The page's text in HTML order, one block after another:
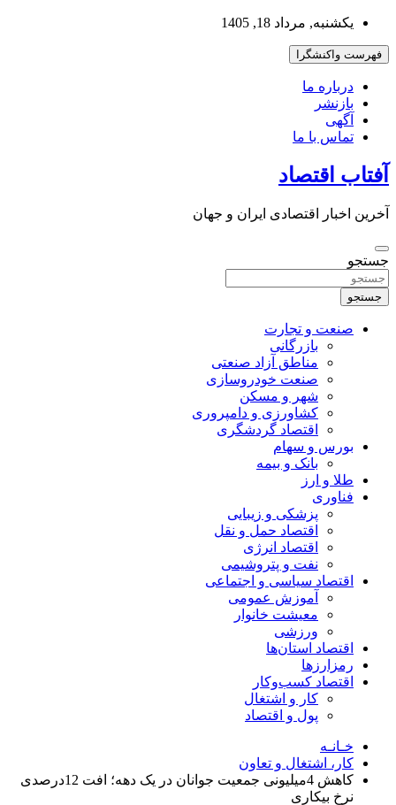
بروید
یکشنبه, مرداد 18, 1405
فهرست واکنشگرا
درباره ما
بازنشر
آگهی
تماس با ما
آفتاب اقتصاد
آخرین اخبار اقتصادی ایران و جهان
جستجو
جستجو
صنعت و تجارت
بازرگانی
مناطق آزاد صنعتی
صنعت خودروسازی
شهر و مسکن
کشاورزی و دامپروری
اقتصاد گردشگری
بورس و سهام
بانک و بیمه
طلا و ارز
فناوری
پزشکی و زیبایی
اقتصاد حمل و نقل
اقتصاد انرژی
نفت و پتروشیمی
اقتصاد سیاسی و اجتماعی
آموزش عمومی
معیشت خانوار
ورزشی
اقتصاد استان‌ها
رمزارزها
اقتصاد کسب‌و‌کار
کار و اشتغال
پول و اقتصاد
خـانـه
کار، اشتغال و تعاون
کاهش 4میلیونی جمعیت جوانان در یک دهه؛ افت 12درصدی
نرخ بیکاری